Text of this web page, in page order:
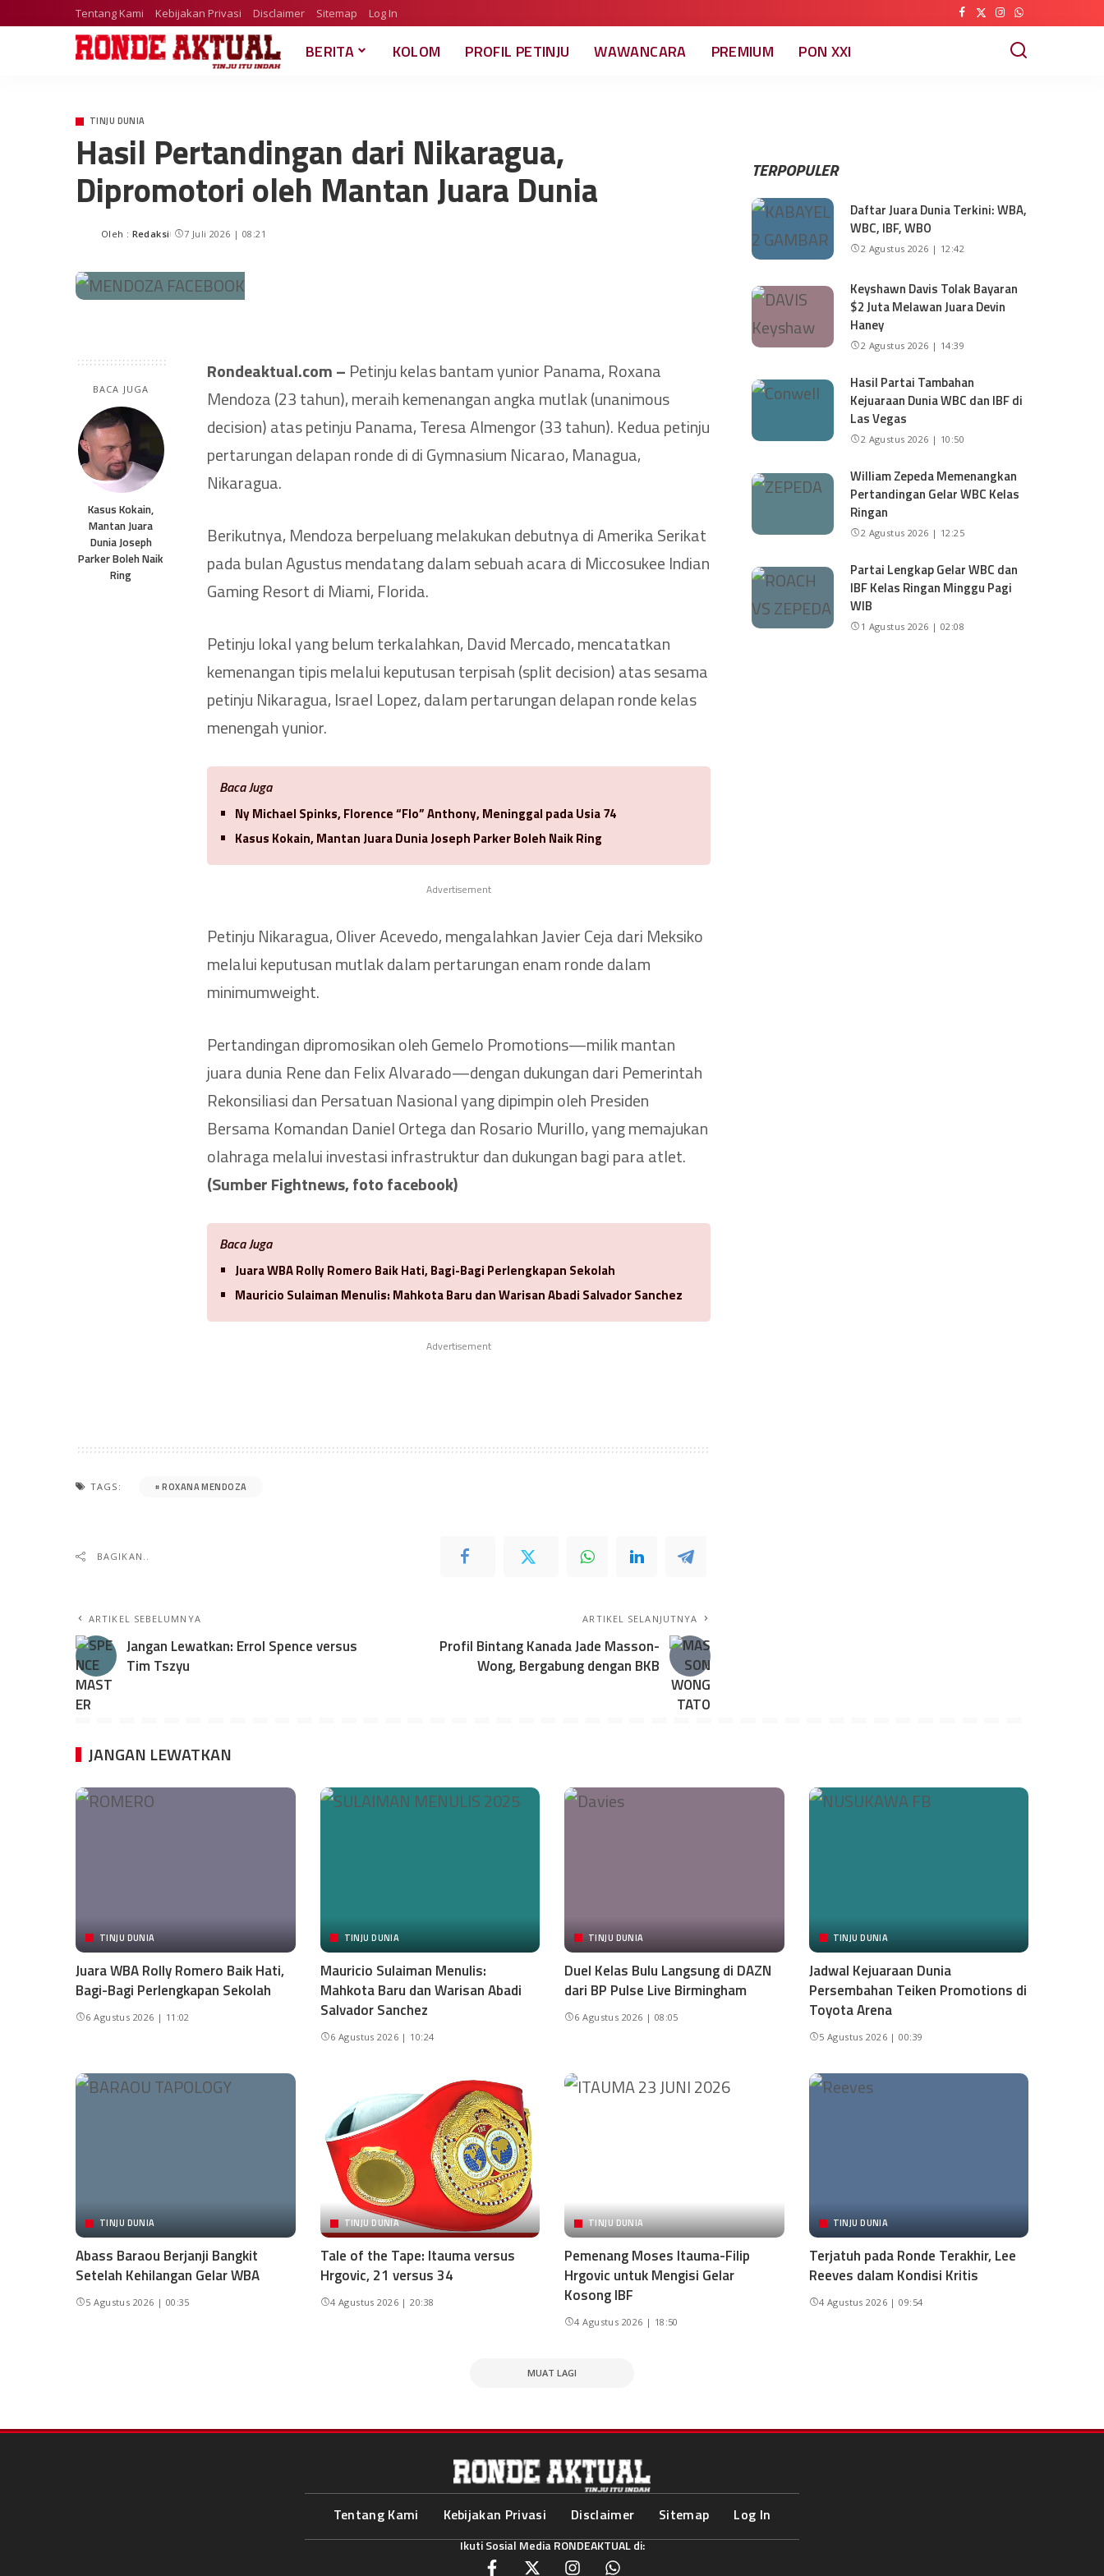
Tentang Kami Kebijakan Privasi Disclaimer Sitemap Log In
BERITA KOLOM PROFIL PETINJU WAWANCARA PREMIUM PON XXI
TINJU DUNIA
Hasil Pertandingan dari Nikaragua,
Dipromotori oleh Mantan Juara Dunia
Oleh : Redaksi 7 Juli 2026 | 08:21
BACA JUGA
Kasus Kokain,
Mantan Juara
Dunia Joseph
Parker Boleh Naik
Ring
Rondeaktual.com – Petinju kelas bantam yunior Panama, Roxana
Mendoza (23 tahun), meraih kemenangan angka mutlak (unanimous
decision) atas petinju Panama, Teresa Almengor (33 tahun). Kedua petinju
pertarungan delapan ronde di di Gymnasium Nicarao, Managua,
Nikaragua.
Berikutnya, Mendoza berpeluang melakukan debutnya di Amerika Serikat
pada bulan Agustus mendatang dalam sebuah acara di Miccosukee Indian
Gaming Resort di Miami, Florida.
Petinju lokal yang belum terkalahkan, David Mercado, mencatatkan
kemenangan tipis melalui keputusan terpisah (split decision) atas sesama
petinju Nikaragua, Israel Lopez, dalam pertarungan delapan ronde kelas
menengah yunior.
Baca Juga
Ny Michael Spinks, Florence “Flo” Anthony, Meninggal pada Usia 74
Kasus Kokain, Mantan Juara Dunia Joseph Parker Boleh Naik Ring
Advertisement
Petinju Nikaragua, Oliver Acevedo, mengalahkan Javier Ceja dari Meksiko
melalui keputusan mutlak dalam pertarungan enam ronde dalam
minimumweight.
Pertandingan dipromosikan oleh Gemelo Promotions—milik mantan
juara dunia Rene dan Felix Alvarado—dengan dukungan dari Pemerintah
Rekonsiliasi dan Persatuan Nasional yang dipimpin oleh Presiden
Bersama Komandan Daniel Ortega dan Rosario Murillo, yang memajukan
olahraga melalui investasi infrastruktur dan dukungan bagi para atlet.
(Sumber Fightnews, foto facebook)
Baca Juga
Juara WBA Rolly Romero Baik Hati, Bagi-Bagi Perlengkapan Sekolah
Mauricio Sulaiman Menulis: Mahkota Baru dan Warisan Abadi Salvador Sanchez
Advertisement
TAGS: ROXANA MENDOZA
BAGIKAN..
ARTIKEL SEBELUMNYA
Jangan Lewatkan: Errol Spence versus
Tim Tszyu
ARTIKEL SELANJUTNYA
Profil Bintang Kanada Jade Masson-
Wong, Bergabung dengan BKB
TERPOPULER
Daftar Juara Dunia Terkini: WBA,
WBC, IBF, WBO
2 Agustus 2026 | 12:42
Keyshawn Davis Tolak Bayaran
$2 Juta Melawan Juara Devin
Haney
2 Agustus 2026 | 14:39
Hasil Partai Tambahan
Kejuaraan Dunia WBC dan IBF di
Las Vegas
2 Agustus 2026 | 10:50
William Zepeda Memenangkan
Pertandingan Gelar WBC Kelas
Ringan
2 Agustus 2026 | 12:25
Partai Lengkap Gelar WBC dan
IBF Kelas Ringan Minggu Pagi
WIB
1 Agustus 2026 | 02:08
JANGAN LEWATKAN
TINJU DUNIA
Juara WBA Rolly Romero Baik Hati,
Bagi-Bagi Perlengkapan Sekolah
6 Agustus 2026 | 11:02
TINJU DUNIA
Mauricio Sulaiman Menulis:
Mahkota Baru dan Warisan Abadi
Salvador Sanchez
6 Agustus 2026 | 10:24
TINJU DUNIA
Duel Kelas Bulu Langsung di DAZN
dari BP Pulse Live Birmingham
6 Agustus 2026 | 08:05
TINJU DUNIA
Jadwal Kejuaraan Dunia
Persembahan Teiken Promotions di
Toyota Arena
5 Agustus 2026 | 00:39
TINJU DUNIA
Abass Baraou Berjanji Bangkit
Setelah Kehilangan Gelar WBA
5 Agustus 2026 | 00:35
TINJU DUNIA
Tale of the Tape: Itauma versus
Hrgovic, 21 versus 34
4 Agustus 2026 | 20:38
TINJU DUNIA
Pemenang Moses Itauma-Filip
Hrgovic untuk Mengisi Gelar
Kosong IBF
4 Agustus 2026 | 18:50
TINJU DUNIA
Terjatuh pada Ronde Terakhir, Lee
Reeves dalam Kondisi Kritis
4 Agustus 2026 | 09:54
MUAT LAGI
Tentang Kami Kebijakan Privasi Disclaimer Sitemap Log In
Ikuti Sosial Media RONDEAKTUAL di: